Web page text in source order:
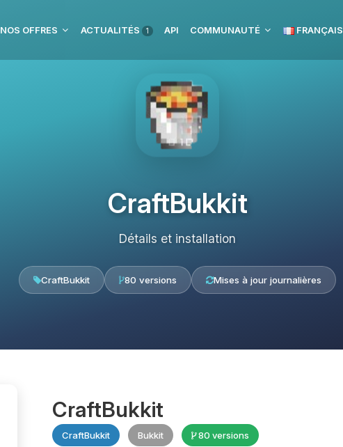
NOS OFFRES ACTUALITÉS 1 API COMMUNAUTÉ FRANÇAIS
CraftBukkit
Détails et installation
CraftBukkit 80 versions Mises à jour journalières
CraftBukkit
CraftBukkit Bukkit 80 versions